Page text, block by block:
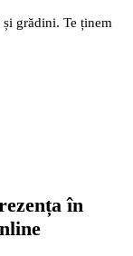
și grădini. Te ținem
în